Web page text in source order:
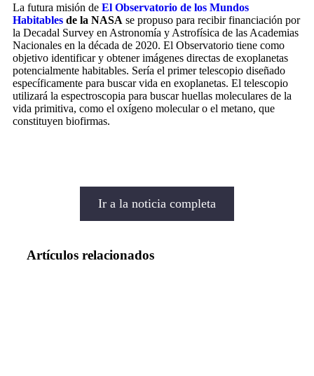
La futura misión de El Observatorio de los Mundos
Habitables de la NASA se propuso para recibir financiación por
la Decadal Survey en Astronomía y Astrofísica de las Academias
Nacionales en la década de 2020. El Observatorio tiene como
objetivo identificar y obtener imágenes directas de exoplanetas
potencialmente habitables. Sería el primer telescopio diseñado
específicamente para buscar vida en exoplanetas. El telescopio
utilizará la espectroscopia para buscar huellas moleculares de la
vida primitiva, como el oxígeno molecular o el metano, que
constituyen biofirmas.
Ir a la noticia completa
Artículos relacionados